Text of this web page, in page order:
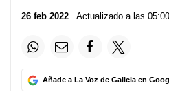
26 feb 2022 . Actualizado a las
Añade a La Voz de Galicia en